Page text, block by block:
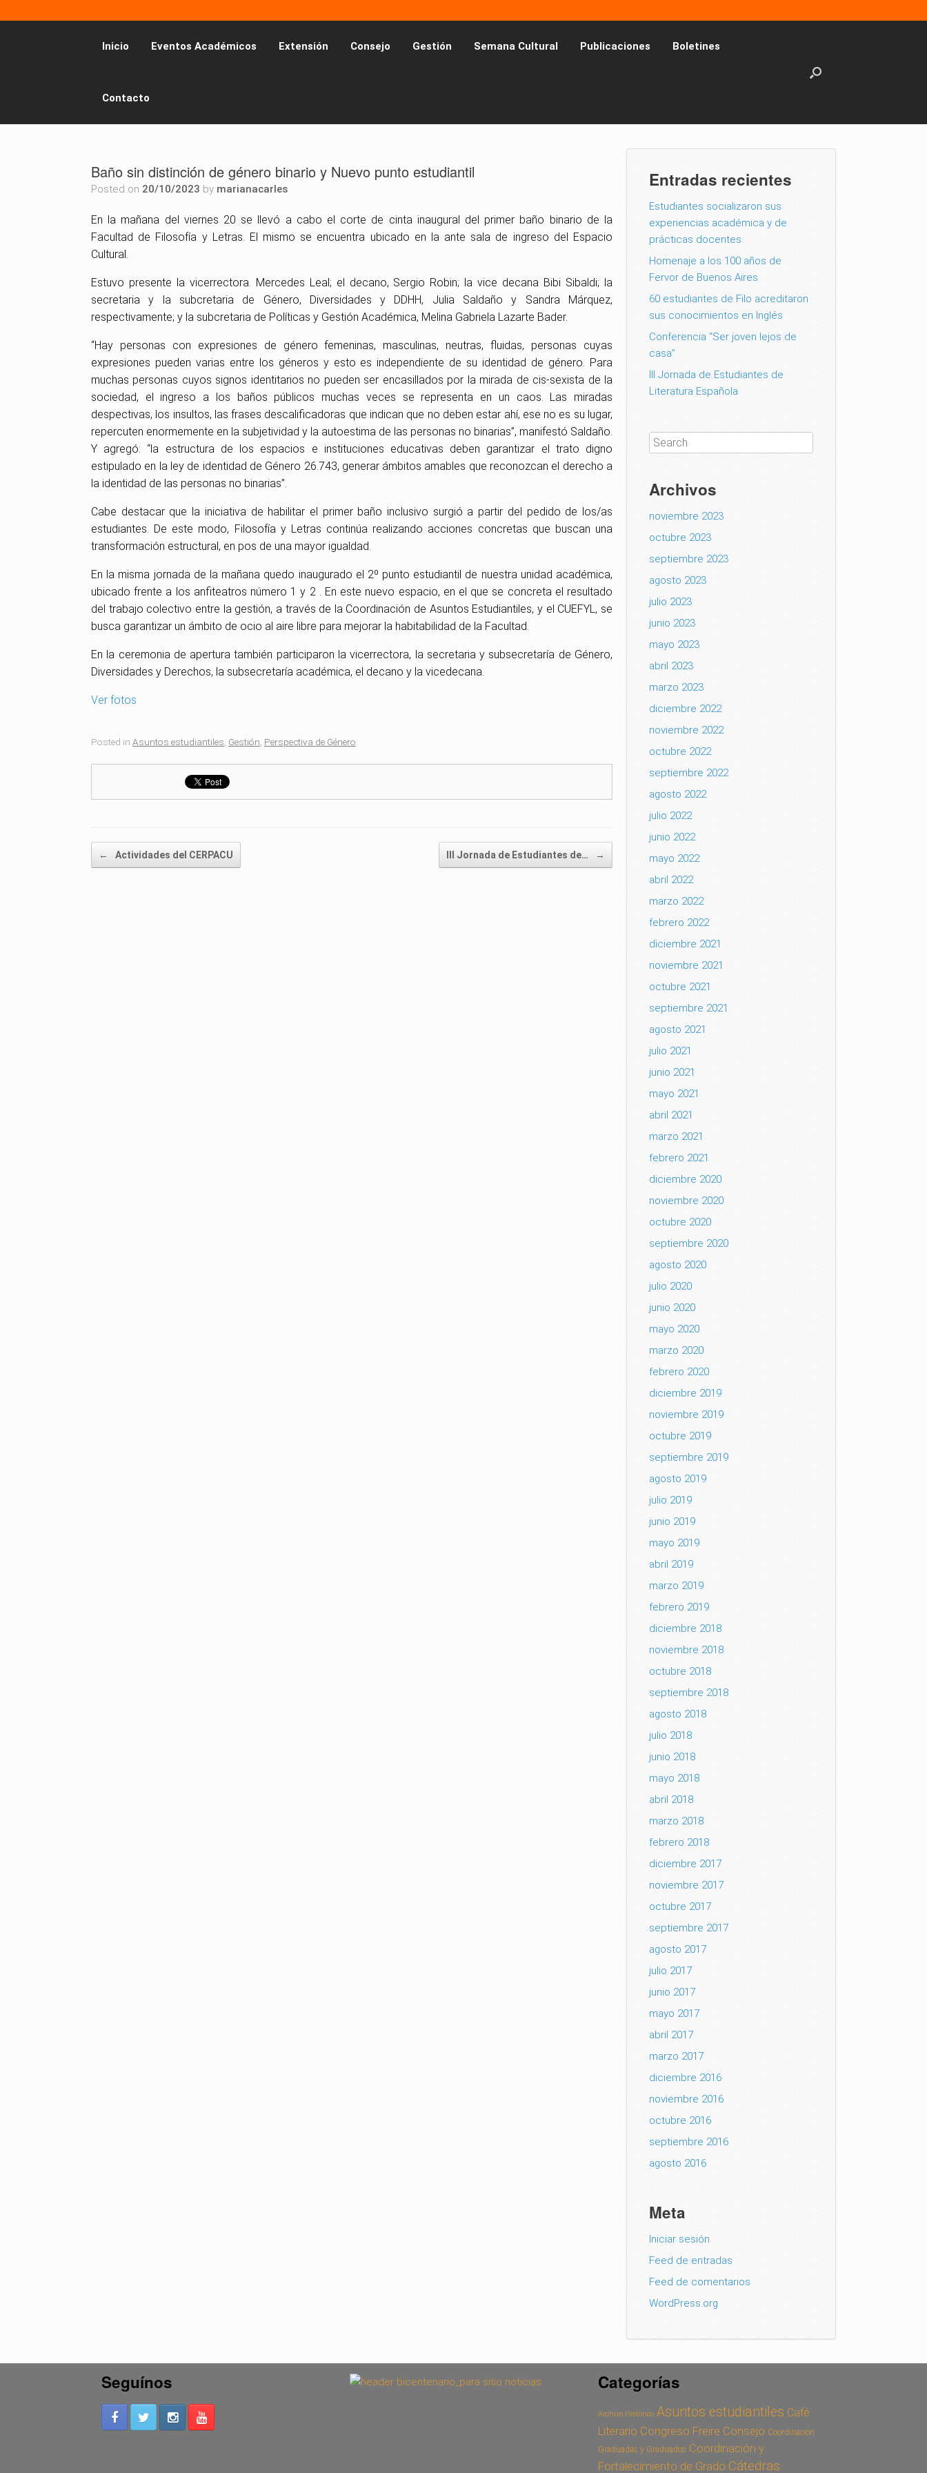
Inicio Eventos Académicos Extensión Consejo Gestión Semana Cultural Publicaciones Boletines
Contacto
Baño sin distinción de género binario y Nuevo punto estudiantil
Posted on 20/10/2023 by marianacarles
En la mañana del viernes 20 se llevó a cabo el corte de cinta inaugural del primer baño binario de la
Facultad de Filosofía y Letras. El mismo se encuentra ubicado en la ante sala de ingreso del Espacio
Cultural.
Estuvo presente la vicerrectora. Mercedes Leal; el decano, Sergio Robin; la vice decana Bibi Sibaldi; la
secretaria y la subcretaria de Género, Diversidades y DDHH, Julia Saldaño y Sandra Márquez,
respectivamente; y la subcretaria de Políticas y Gestión Académica, Melina Gabriela Lazarte Bader.
“Hay personas con expresiones de género femeninas, masculinas, neutras, fluidas, personas cuyas
expresiones pueden varias entre los géneros y esto es independiente de su identidad de género. Para
muchas personas cuyos signos identitarios no pueden ser encasillados por la mirada de cis-sexista de la
sociedad, el ingreso a los baños públicos muchas veces se representa en un caos. Las miradas
despectivas, los insultos, las frases descalificadoras que indican que no deben estar ahí, ese no es su lugar,
repercuten enormemente en la subjetividad y la autoestima de las personas no binarias”, manifestó Saldaño.
Y agregó: “la estructura de los espacios e instituciones educativas deben garantizar el trato digno
estipulado en la ley de identidad de Género 26.743, generar ámbitos amables que reconozcan el derecho a
la identidad de las personas no binarias”.
Cabe destacar que la iniciativa de habilitar el primer baño inclusivo surgió a partir del pedido de los/as
estudiantes. De este modo, Filosofía y Letras continúa realizando acciones concretas que buscan una
transformación estructural, en pos de una mayor igualdad.
En la misma jornada de la mañana quedo inaugurado el 2º punto estudiantil de nuestra unidad académica,
ubicado frente a los anfiteatros número 1 y 2 . En este nuevo espacio, en el que se concreta el resultado
del trabajo colectivo entre la gestión, a través de la Coordinación de Asuntos Estudiantiles, y el CUEFYL, se
busca garantizar un ámbito de ocio al aire libre para mejorar la habitabilidad de la Facultad.
En la ceremonia de apertura también participaron la vicerrectora, la secretaria y subsecretaría de Género,
Diversidades y Derechos, la subsecretaría académica, el decano y la vicedecana.
Ver fotos
Posted in Asuntos estudiantiles, Gestión, Perspectiva de Género.
Post navigation
← Actividades del CERPACU III Jornada de Estudiantes de… →
Entradas recientes
Estudiantes socializaron sus
experiencias académica y de
prácticas docentes
Homenaje a los 100 años de
Fervor de Buenos Aires
60 estudiantes de Filo acreditaron
sus conocimientos en Inglés
Conferencia “Ser joven lejos de
casa”
III Jornada de Estudiantes de
Literatura Española
Archivos
noviembre 2023
octubre 2023
septiembre 2023
agosto 2023
julio 2023
junio 2023
mayo 2023
abril 2023
marzo 2023
diciembre 2022
noviembre 2022
octubre 2022
septiembre 2022
agosto 2022
julio 2022
junio 2022
mayo 2022
abril 2022
marzo 2022
febrero 2022
diciembre 2021
noviembre 2021
octubre 2021
septiembre 2021
agosto 2021
julio 2021
junio 2021
mayo 2021
abril 2021
marzo 2021
febrero 2021
diciembre 2020
noviembre 2020
octubre 2020
septiembre 2020
agosto 2020
julio 2020
junio 2020
mayo 2020
marzo 2020
febrero 2020
diciembre 2019
noviembre 2019
octubre 2019
septiembre 2019
agosto 2019
julio 2019
junio 2019
mayo 2019
abril 2019
marzo 2019
febrero 2019
diciembre 2018
noviembre 2018
octubre 2018
septiembre 2018
agosto 2018
julio 2018
junio 2018
mayo 2018
abril 2018
marzo 2018
febrero 2018
diciembre 2017
noviembre 2017
octubre 2017
septiembre 2017
agosto 2017
julio 2017
junio 2017
mayo 2017
abril 2017
marzo 2017
diciembre 2016
noviembre 2016
octubre 2016
septiembre 2016
agosto 2016
Meta
Iniciar sesión
Feed de entradas
Feed de comentarios
WordPress.org
Seguínos Categorías
Archivo Histórico Asuntos estudiantiles Café
Literario Congreso Freire Consejo Coordinación
Graduadas y Graduados Coordinación y
Fortalecimiento de Grado Cátedras